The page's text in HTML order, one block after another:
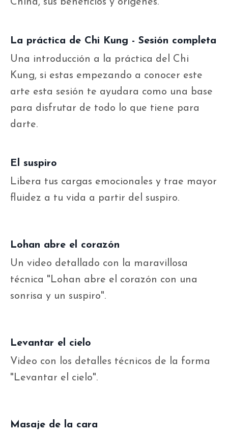
China, sus beneficios y orígenes.
La práctica de Chi Kung - Sesión completa
Una introducción a la práctica del Chi
Kung, si estas empezando a conocer este
arte esta sesión te ayudara como una base
para disfrutar de todo lo que tiene para
darte.
El suspiro
Libera tus cargas emocionales y trae mayor
fluidez a tu vida a partir del suspiro.
Lohan abre el corazón
Un video detallado con la maravillosa
técnica "Lohan abre el corazón con una
sonrisa y un suspiro".
Levantar el cielo
Video con los detalles técnicos de la forma
"Levantar el cielo".
Masaje de la cara